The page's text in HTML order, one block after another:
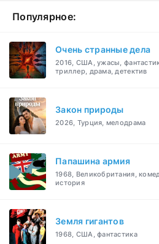
Популярное:
Очень странные дела
2016, США, ужасы,
триллер, драма, детектив
Закон природы
2026, Турция, мелодрама
Папашина армия
1968, Великобритания,
история
Земля гигантов
1968, США, фантастика